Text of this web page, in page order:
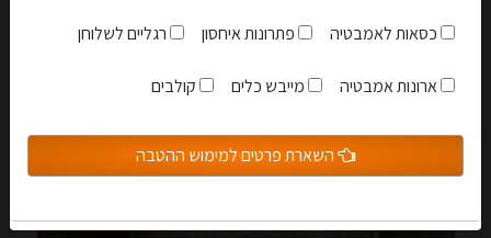
אני מאשר שקראתי והבנתי אתתקנון האתר
הצטרפות למועדון
כסאות לאמבטיה פתרונות איחסון רגליים לשלוחן
ארונות אמבטיה מייבש כלים קולבים
השארת פרטים למימוש ההטבה